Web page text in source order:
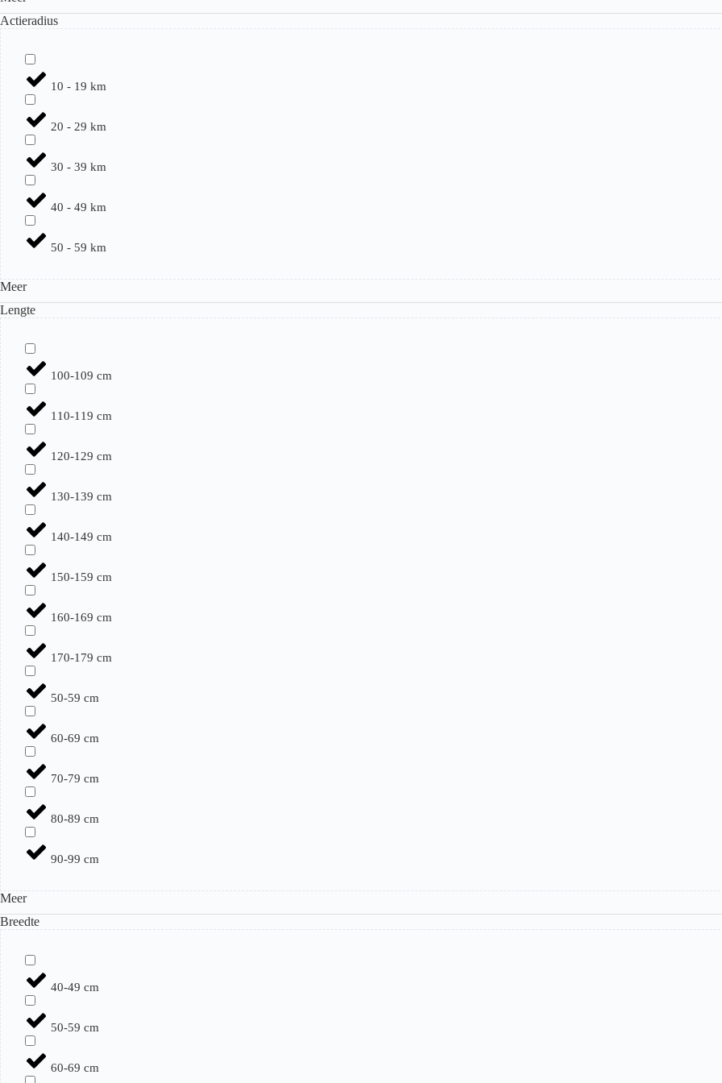
Actieradius
10 - 19 km
20 - 29 km
30 - 39 km
40 - 49 km
50 - 59 km
Meer
Lengte
100-109 cm
110-119 cm
120-129 cm
130-139 cm
140-149 cm
150-159 cm
160-169 cm
170-179 cm
50-59 cm
60-69 cm
70-79 cm
80-89 cm
90-99 cm
Meer
Breedte
40-49 cm
50-59 cm
60-69 cm